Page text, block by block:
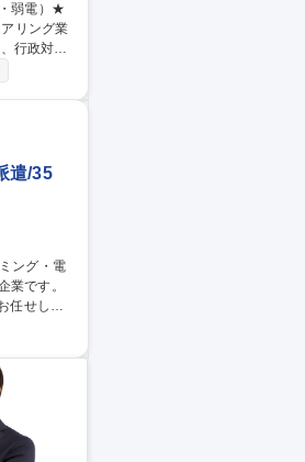
に関わる
遣/35
任せしま
態を表